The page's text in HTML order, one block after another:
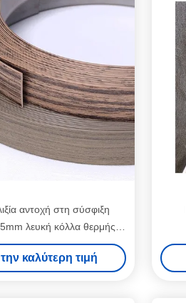
αντοχή στη σύσφιξη
λευκή κόλλα θερμής
για τις απαιτήσεις σας
την καλύτερη τιμή